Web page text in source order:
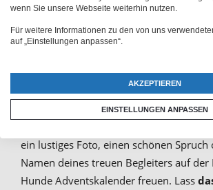
Hunde kannst du nicht nur die
Adventskalenders für Hunde mit Bild
sondern auch die Innentürchen vom
So kannst du deinen Hunde-
ein lustiges Foto, einen schönen Spruch
Namen deines treuen Begleiters auf der
Hunde Adventskalender freuen. Lass
wenn Sie unsere Webseite weiterhin nutzen.
Für weitere Informationen zu den von uns
auf „Einstellungen anpassen“.
AKZEPTIEREN
EINSTELLUNGEN ANPASSEN